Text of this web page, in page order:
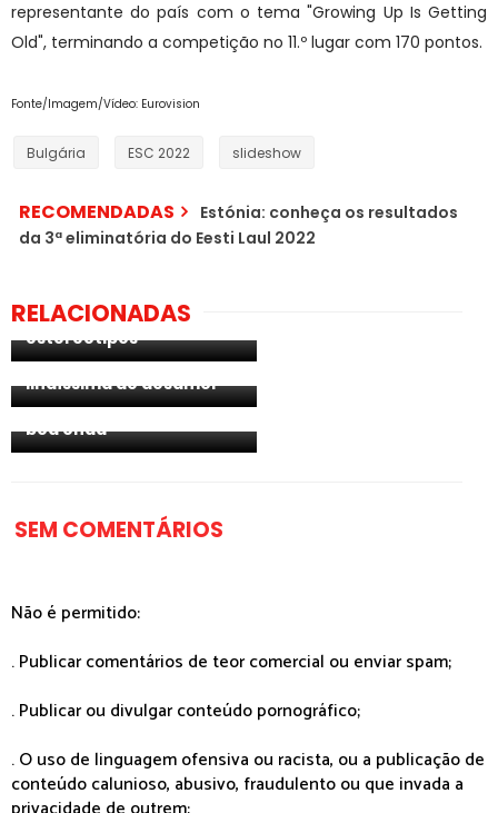
representante do país com o tema "Growing Up Is Getting
Old", terminando a competição no 11.º lugar com 170 pontos.
Fonte/Imagem/Vídeo: Eurovision
Bulgária ESC 2022 slideshow
RECOMENDADAS
Estónia: conheça os resultados
da 3ª eliminatória do Eesti Laul 2022
RELACIONADAS
"Uma canção livre de
estereótipos"
[Entrevista] Salvador
Sobral: "É uma canção
lindíssima de desamor"
Espadinha: "É uma
canção enérgica, com
boa onda"
SEM COMENTÁRIOS
Não é permitido:
. Publicar comentários de teor comercial ou enviar spam;
. Publicar ou divulgar conteúdo pornográfico;
. O uso de linguagem ofensiva ou racista, ou a publicação de
conteúdo calunioso, abusivo, fraudulento ou que invada a